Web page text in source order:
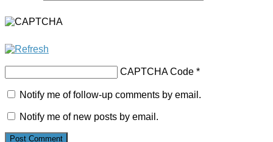
CAPTCHA Code *
Notify me of follow-up comments by email.
Notify me of new posts by email.